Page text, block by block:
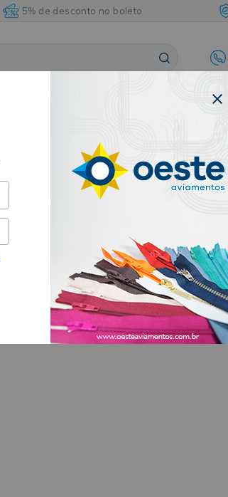
5% de desconto no boleto